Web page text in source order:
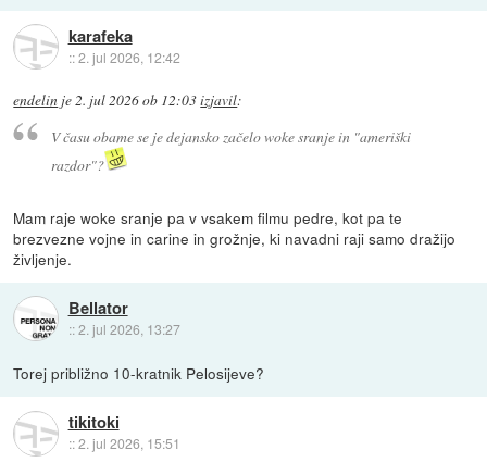
karafeka
::2. jul 2026, 12:42
endelin je2. jul 2026 ob 12:03izjavil:
V času obame se je dejansko začelo woke sranje in "ameriški
razdor"?
Mam raje woke sranje pa v vsakem filmu pedre, kot pa te
brezvezne vojne in carine in grožnje, ki navadni raji samo dražijo
življenje.
Bellator
::2. jul 2026, 13:27
Torej približno 10-kratnik Pelosijeve?
tikitoki
::2. jul 2026, 15:51